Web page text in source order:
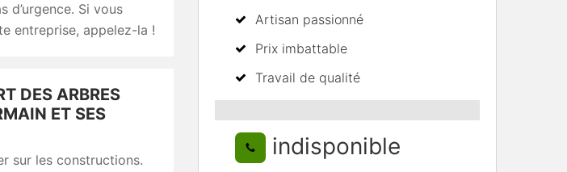
d’urgence. Si vous
entreprise, appelez-la !
DES ARBRES
ET SES
sur les constructions.
Artisan passionné
Prix imbattable
Travail de qualité
indisponible